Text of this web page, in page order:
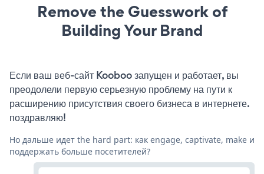
Remove the Guesswork of
Building Your Brand
Если ваш веб-сайт Kooboo запущен и работает, вы
преодолели первую серьезную проблему на пути к
расширению присутствия своего бизнеса в интернете.
поздравляю!
Но дальше идет the hard part: как engage, captivate, make и
поддержать больше посетителей?